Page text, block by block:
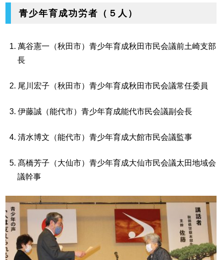
青少年育成功労者（５人）
萬谷憲一（秋田市）青少年育成秋田市民会議前土崎支部
長
尾川宏子（秋田市）青少年育成秋田市民会議常任委員
伊藤誠（能代市）青少年育成能代市民会議副会長
清水博文（能代市）青少年育成大館市民会議監事
髙橋芳子（大仙市）青少年育成大仙市民会議太田地域会
議幹事